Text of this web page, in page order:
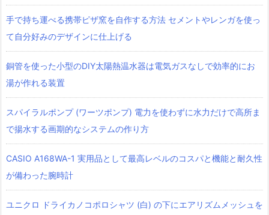
手で持ち運べる携帯ピザ窯を自作する方法 セメントやレンガを使っ
て自分好みのデザインに仕上げる
銅管を使った小型のDIY太陽熱温水器は電気ガスなしで効率的にお
湯が作れる装置
スパイラルポンプ (ワーツポンプ) 電力を使わずに水力だけで高所ま
で揚水する画期的なシステムの作り方
CASIO A168WA-1 実用品として最高レベルのコスパと機能と耐久性
が備わった腕時計
ユニクロ ドライカノコポロシャツ‎ (白) の下にエアリズムメッシュを